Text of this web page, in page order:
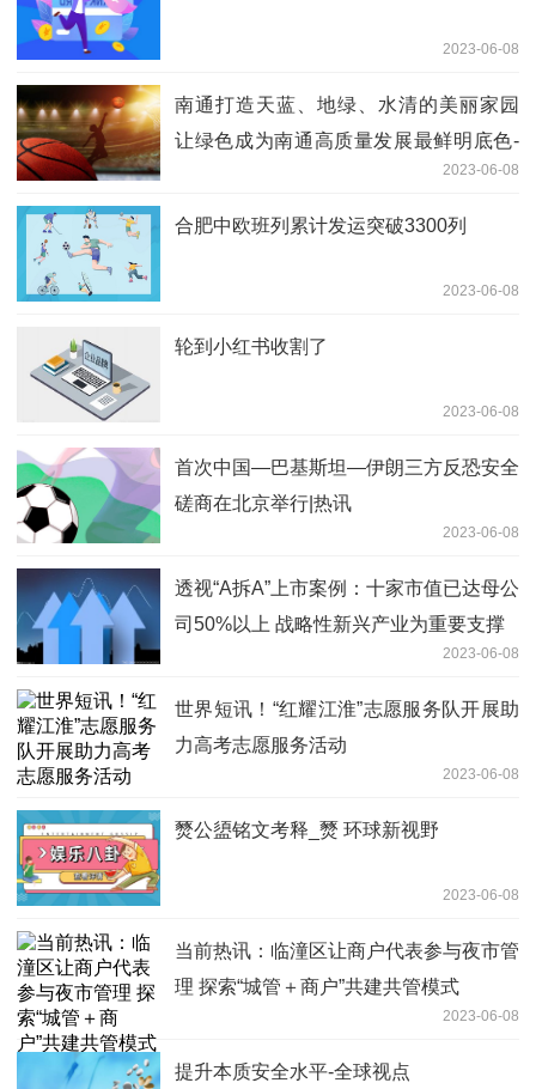
2023-06-08
南通打造天蓝、地绿、水清的美丽家园
让绿色成为南通高质量发展最鲜明底色-
2023-06-08
合肥中欧班列累计发运突破3300列
2023-06-08
轮到小红书收割了
2023-06-08
首次中国—巴基斯坦—伊朗三方反恐安全
磋商在北京举行|热讯
2023-06-08
透视“A拆A”上市案例：十家市值已达母公
司50%以上 战略性新兴产业为重要支撑
2023-06-08
世界短讯！“红耀江淮”志愿服务队开展助
力高考志愿服务活动
2023-06-08
燹公盨铭文考释_燹 环球新视野
2023-06-08
当前热讯：临潼区让商户代表参与夜市管
理 探索“城管＋商户”共建共管模式
2023-06-08
提升本质安全水平-全球视点